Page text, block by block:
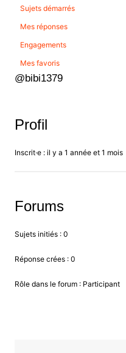
Sujets démarrés
Mes réponses
Engagements
Mes favoris
@bibi1379
Profil
Inscrit·e : il y a 1 année et 1 mois
Forums
Sujets initiés : 0
Réponse crées : 0
Rôle dans le forum : Participant